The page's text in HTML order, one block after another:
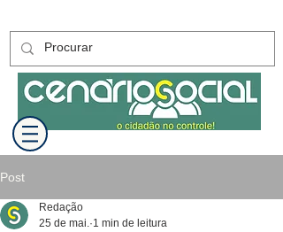
Post
Redação
25 de mai. 1 min de leitura